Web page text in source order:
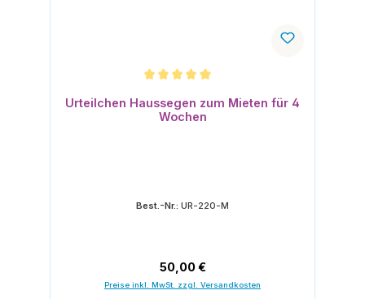
Urteilchen Haussegen zum Mieten für 4
Wochen
Best.-Nr.: UR-220-M
Regulärer Preis:
50,00 €
Preise inkl. MwSt. zzgl. Versandkosten